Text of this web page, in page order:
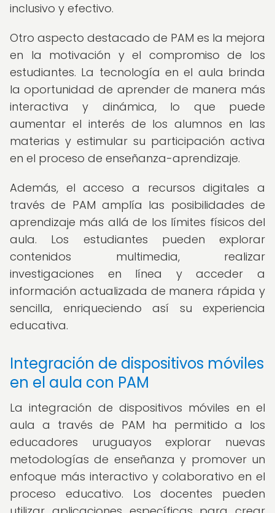
inclusivo y efectivo.
Otro aspecto destacado de PAM es la mejora
en la motivación y el compromiso de los
estudiantes. La tecnología en el aula brinda
la oportunidad de aprender de manera más
interactiva y dinámica, lo que puede
aumentar el interés de los alumnos en las
materias y estimular su participación activa
en el proceso de enseñanza-aprendizaje.
Además, el acceso a recursos digitales a
través de PAM amplía las posibilidades de
aprendizaje más allá de los límites físicos del
aula. Los estudiantes pueden explorar
contenidos multimedia, realizar
investigaciones en línea y acceder a
información actualizada de manera rápida y
sencilla, enriqueciendo así su experiencia
educativa.
Integración de dispositivos móviles
en el aula con PAM
La integración de dispositivos móviles en el
aula a través de PAM ha permitido a los
educadores uruguayos explorar nuevas
metodologías de enseñanza y promover un
enfoque más interactivo y colaborativo en el
proceso educativo. Los docentes pueden